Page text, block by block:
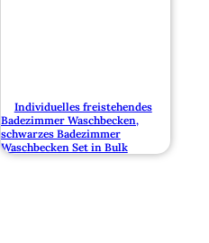
Individuelles freistehendes
Badezimmer Waschbecken,
schwarzes Badezimmer
Waschbecken Set in Bulk